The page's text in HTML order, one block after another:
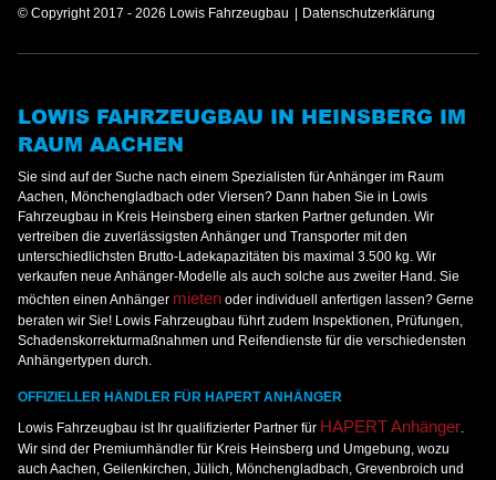
© Copyright 2017 - 2026 Lowis Fahrzeugbau Datenschutzerklärung
LOWIS FAHRZEUGBAU IN HEINSBERG IM
RAUM AACHEN
Sie sind auf der Suche nach einem Spezialisten für Anhänger im Raum
Aachen, Mönchengladbach oder Viersen? Dann haben Sie in Lowis
Fahrzeugbau in Kreis Heinsberg einen starken Partner gefunden. Wir
vertreiben die zuverlässigsten Anhänger und Transporter mit den
unterschiedlichsten Brutto-Ladekapazitäten bis maximal 3.500 kg. Wir
verkaufen neue Anhänger-Modelle als auch solche aus zweiter Hand. Sie
möchten einen Anhänger mieten oder individuell anfertigen lassen? Gerne
beraten wir Sie! Lowis Fahrzeugbau führt zudem Inspektionen, Prüfungen,
Schadenskorrekturmaßnahmen und Reifendienste für die verschiedensten
Anhängertypen durch.
OFFIZIELLER HÄNDLER FÜR HAPERT ANHÄNGER
Lowis Fahrzeugbau ist Ihr qualifizierter Partner für HAPERT Anhänger.
Wir sind der Premiumhändler für Kreis Heinsberg und Umgebung, wozu
auch Aachen, Geilenkirchen, Jülich, Mönchengladbach, Grevenbroich und